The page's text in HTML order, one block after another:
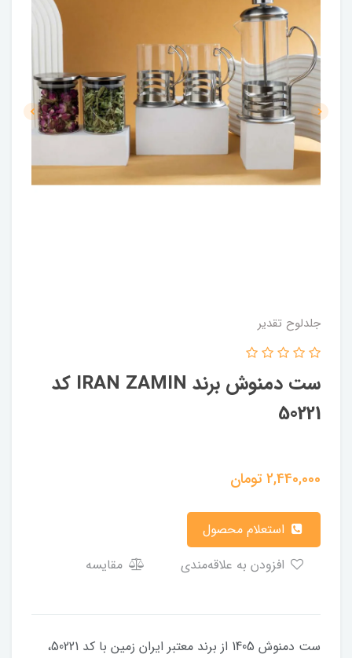
جلدلوح تقدیر
ست دمنوش برند IRAN ZAMIN کد
50221
2,440,000تومان
مقایسه
ست دمنوش 1405 از برند معتبر ایران زمین با کد 50221،